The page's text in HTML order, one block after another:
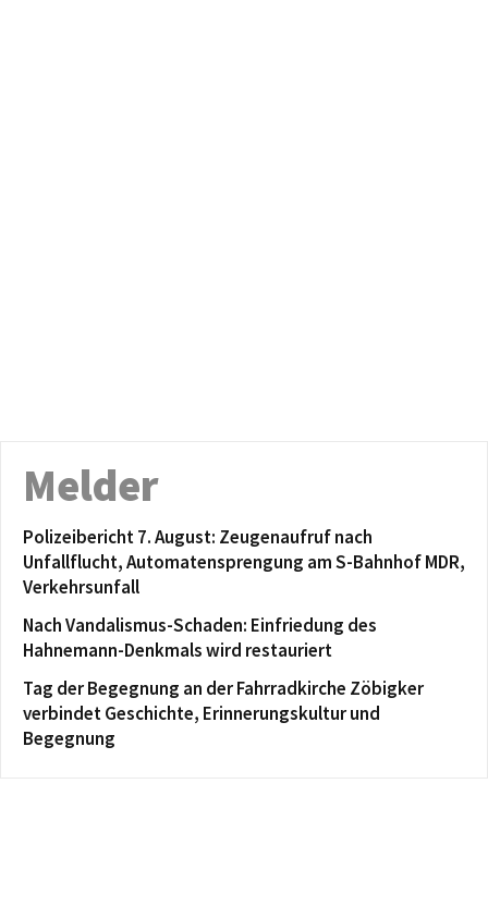
Melder
Polizeibericht 7. August: Zeugenaufruf nach
Unfallflucht, Automatensprengung am S-Bahnhof MDR,
Verkehrsunfall
Nach Vandalismus-Schaden: Einfriedung des
Hahnemann-Denkmals wird restauriert
Tag der Begegnung an der Fahrradkirche Zöbigker
verbindet Geschichte, Erinnerungskultur und
Begegnung